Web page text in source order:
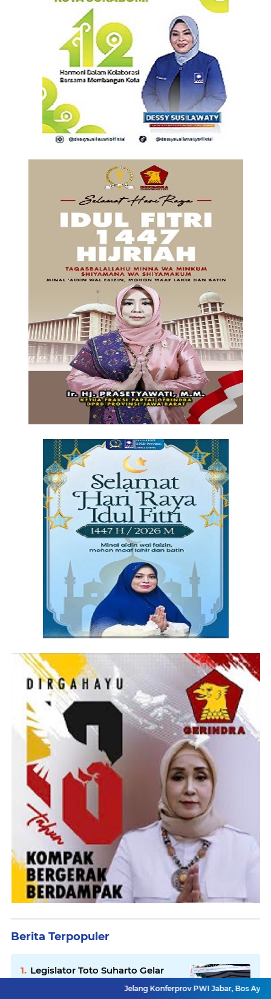
Berita Terpopuler
Legislator Toto Suharto Gelar
Kegiatan Dewan Menyapa
Jelang Konferprov PWI Jabar, Bos Ayo Media Sambangi